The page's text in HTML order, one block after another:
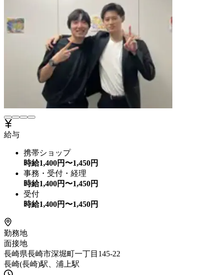
給与
携帯ショップ
時給1,400円〜1,450円
事務・受付・経理
時給1,400円〜1,450円
受付
時給1,400円〜1,450円
勤務地
面接地
長崎県長崎市深堀町一丁目145-22
長崎(長崎)駅、浦上駅